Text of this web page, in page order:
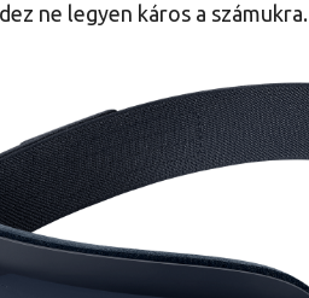
ne legyen káros a számukra.